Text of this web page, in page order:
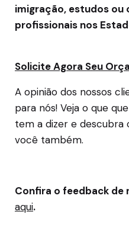
imigração, estudos ou
profissionais nos
Solicite Agora Seu
A opinião dos nossos
para nós! Veja o que
tem a dizer e descubra
você também.
Confira o feedback de
aqui.